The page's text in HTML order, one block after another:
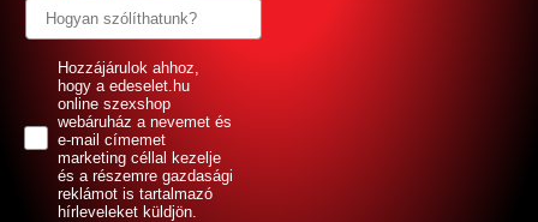
GDPRHozzájárulok ahhoz,
hogy a edeselet.hu
online szexshop
webáruház a nevemet és
e-mail címemet
marketing céllal kezelje
és a részemre gazdasági
reklámot is tartalmazó
hírleveleket küldjön.